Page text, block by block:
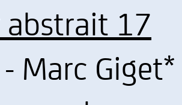
abstrait 17
Marc